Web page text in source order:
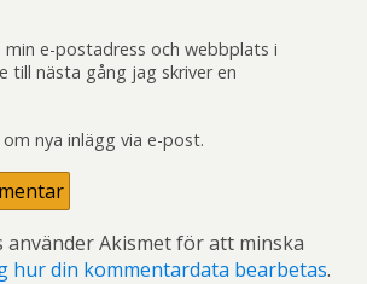
e-postadress och webbplats i
till nästa gång jag skriver en
nya inlägg via e-post.
använder Akismet för att minska
hur din kommentardata bearbetas.